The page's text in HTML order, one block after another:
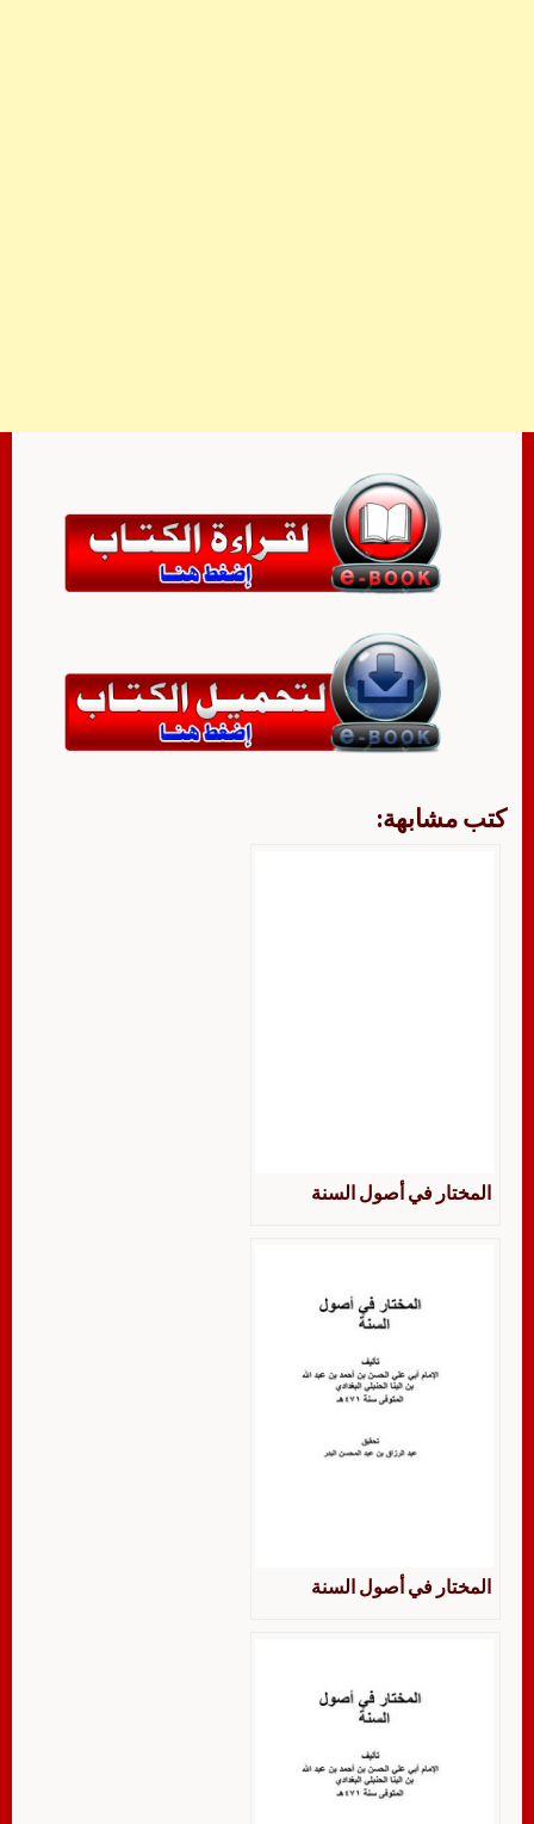
كتب مشابهة:
المختار في أصول السنة
المختار في أصول السنة